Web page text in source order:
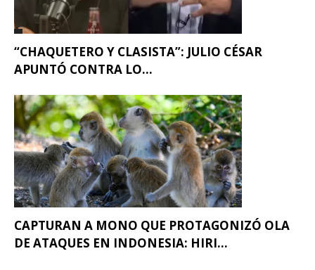
“CHAQUETERO Y CLASISTA”: JULIO CÉSAR
APUNTÓ CONTRA LO...
CAPTURAN A MONO QUE PROTAGONIZÓ OLA
DE ATAQUES EN INDONESIA: HIRI...